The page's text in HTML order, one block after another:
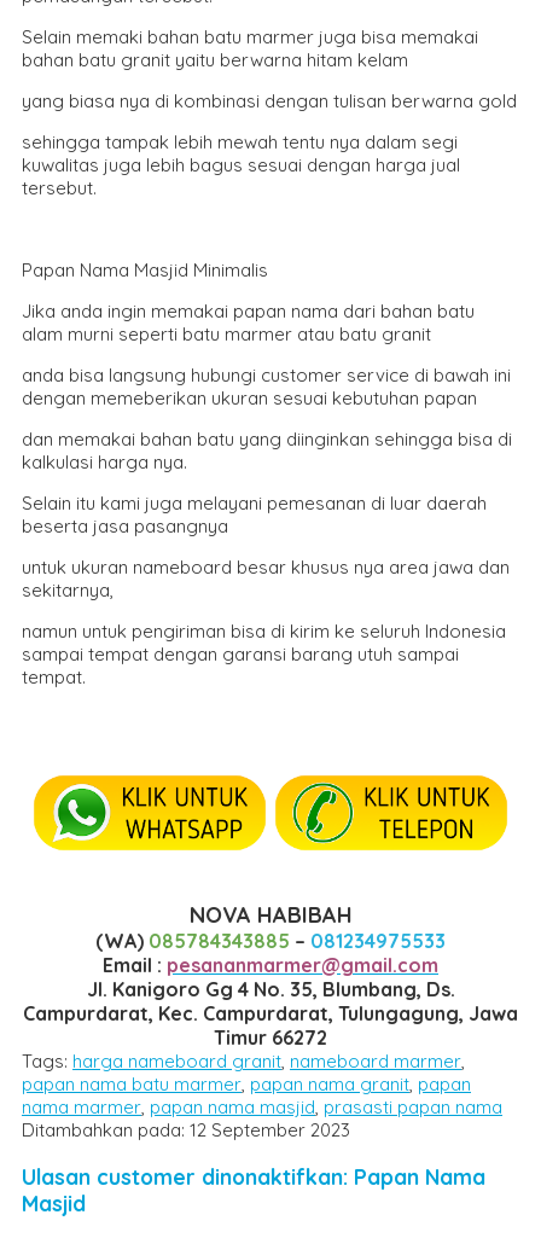
Selain memaki bahan batu marmer juga bisa memakai
bahan batu granit yaitu berwarna hitam kelam
yang biasa nya di kombinasi dengan tulisan berwarna gold
sehingga tampak lebih mewah tentu nya dalam segi
kuwalitas juga lebih bagus sesuai dengan harga jual
tersebut.
Papan Nama Masjid Minimalis
Jika anda ingin memakai papan nama dari bahan batu
alam murni seperti batu marmer atau batu granit
anda bisa langsung hubungi customer service di bawah ini
dengan memeberikan ukuran sesuai kebutuhan papan
dan memakai bahan batu yang diinginkan sehingga bisa di
kalkulasi harga nya.
Selain itu kami juga melayani pemesanan di luar daerah
beserta jasa pasangnya
untuk ukuran nameboard besar khusus nya area jawa dan
sekitarnya,
namun untuk pengiriman bisa di kirim ke seluruh Indonesia
sampai tempat dengan garansi barang utuh sampai
tempat.
NOVA HABIBAH
(WA) 085784343885 – 081234975533
Email : pesananmarmer@gmail.com
Jl. Kanigoro Gg 4 No. 35, Blumbang, Ds.
Campurdarat, Kec. Campurdarat, Tulungagung, Jawa
Timur 66272
Tags: harga nameboard granit, nameboard marmer,
papan nama batu marmer, papan nama granit, papan
nama marmer, papan nama masjid, prasasti papan nama
Ditambahkan pada: 12 September 2023
Ulasan customer dinonaktifkan: Papan Nama
Masjid